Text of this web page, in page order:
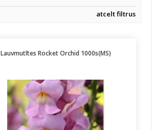
atcelt filtrus
Lauvmutītes Rocket Orchid 1000s(MS)